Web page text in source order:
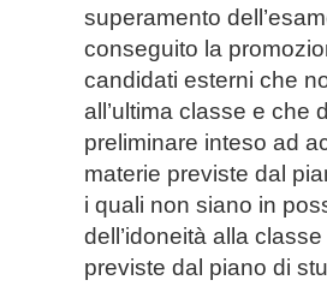
superamento
conseguito la
candidati esterni che
all’ultima classe e che
preliminare inteso ad
materie previste dal
i quali non siano in
dell’idoneità alla
previste dal piano di